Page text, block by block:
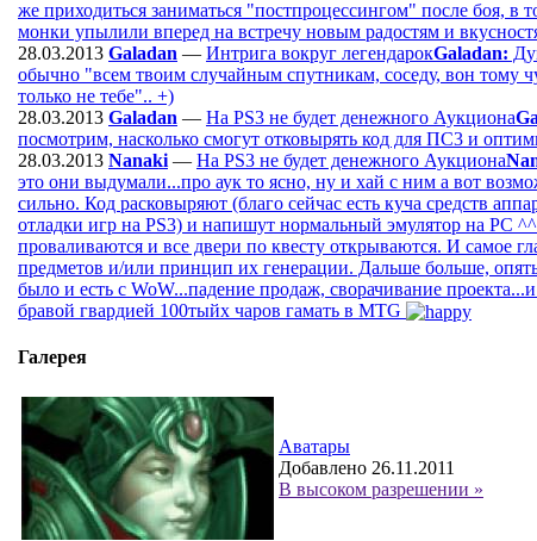
же приходиться заниматься "постпроцессингом" после боя, в
монки упылили вперед на встречу новым радостям и
28.03.2013 Galadan — Интрига вокруг легендарокGaladan:
обычно "всем твоим случайным спутникам, соседу, вон тому
только не тебе".. +)
28.03.2013 Galadan — На PS3 не будет денежного Аукциона
посмотрим, насколько смогут отковырять код для ПС3 и
28.03.2013 Nanaki — На PS3 не будет денежного Аукциона
это они выдумали...про аук то ясно, ну и хай с ним а вот
сильно. Код расковыряют (благо сейчас есть куча средств
отладки игр на PS3) и напишут нормальный эмулятор на PC
проваливаются и все двери по квесту открываются. И самое
предметов и/или принцип их генерации. Дальше больше,
было и есть с WoW...падение продаж, сворачивание
бравой гвардией 100тыйх чаров гамать в MTG
Галерея
Аватары
Добавлено 26.11.2011
В высоком разрешении »